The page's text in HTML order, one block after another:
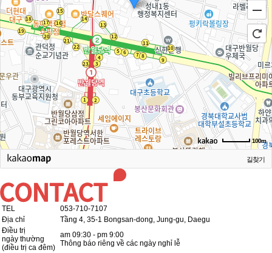
100m
길찾기
TEL
053-710-7107
Địa chỉ
Tầng 4, 35-1 Bongsan-dong, Jung-gu, Daegu
Điều trị
ngày thường
(điều trị ca đêm)
am 09:30 - pm 9:00
Thông báo riêng về các ngày nghỉ lễ